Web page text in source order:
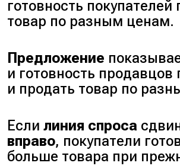
готовность покупателей
товар по разным ценам.
Предложение
и готовность продавцов
и продать товар по
Еслилиния спроса
вправо, покупатели
больше товара при